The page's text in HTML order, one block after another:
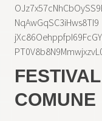
COMUNE